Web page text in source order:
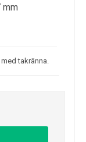
mm
takränna.